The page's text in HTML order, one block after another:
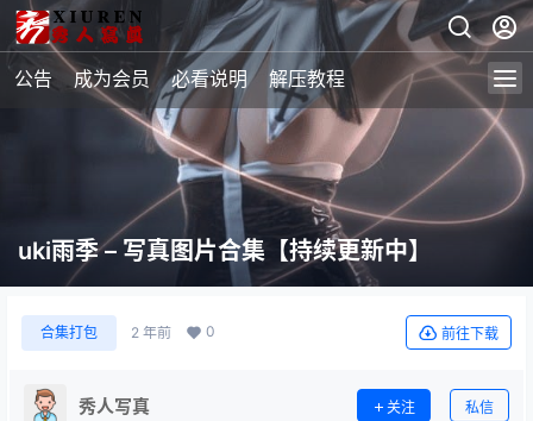
公告 成为会员 必看说明 解压教程
uki雨季 – 写真图片合集【持续更新中】
合集打包 2 年前 0 前往下载
秀人写真 关注 私信